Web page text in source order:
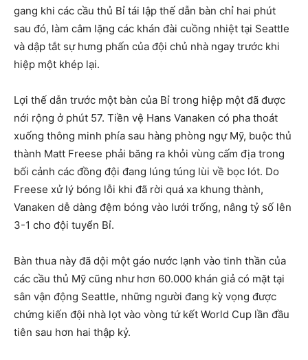
gang khi các cầu thủ Bỉ tái lập thế dẫn bàn chỉ hai phút
sau đó, làm câm lặng các khán đài cuồng nhiệt tại Seattle
và dập tắt sự hưng phấn của đội chủ nhà ngay trước khi
hiệp một khép lại.
Lợi thế dẫn trước một bàn của Bỉ trong hiệp một đã được
nới rộng ở phút 57. Tiền vệ Hans Vanaken có pha thoát
xuống thông minh phía sau hàng phòng ngự Mỹ, buộc thủ
thành Matt Freese phải băng ra khỏi vùng cấm địa trong
bối cảnh các đồng đội đang lúng túng lùi về bọc lót. Do
Freese xử lý bóng lỗi khi đã rời quá xa khung thành,
Vanaken dễ dàng đệm bóng vào lưới trống, nâng tỷ số lên
3-1 cho đội tuyển Bỉ.
Bàn thua này đã dội một gáo nước lạnh vào tinh thần của
các cầu thủ Mỹ cũng như hơn 60.000 khán giả có mặt tại
sân vận động Seattle, những người đang kỳ vọng được
chứng kiến đội nhà lọt vào vòng tứ kết World Cup lần đầu
tiên sau hơn hai thập kỷ.